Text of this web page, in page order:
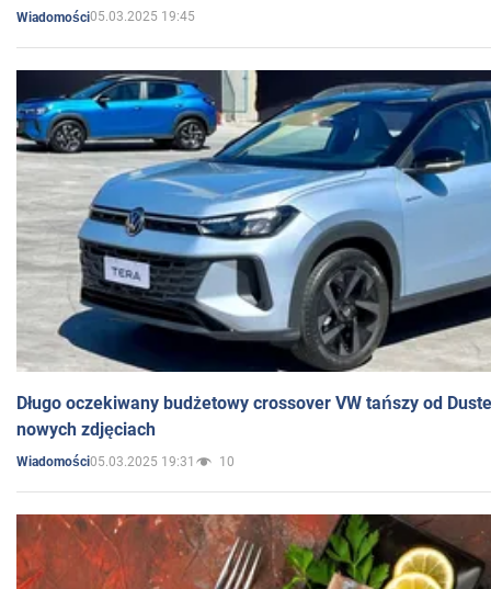
Wiadomości05.03.2025 19:45
Długo oczekiwany budżetowy crossover VW tańszy od
nowych zdjęciach
Wiadomości05.03.2025 19:31 10